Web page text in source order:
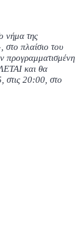
νήμα της
στο πλαίσιο του
προγραμματισμένη
και θα
στις 20:00, στο